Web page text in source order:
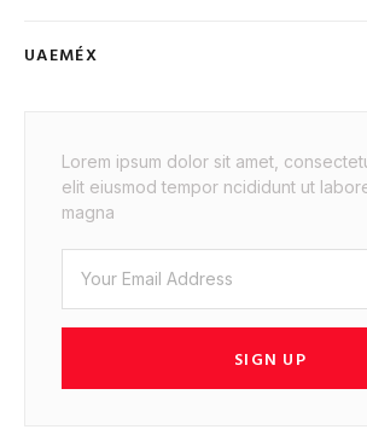
UAEMÉX
Lorem ipsum dolor sit amet,
elit eiusmod tempor ncididunt ut
magna
SIGN UP